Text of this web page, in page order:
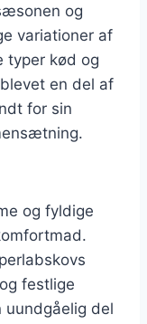
og
variationer af
typer kød og
en del af
for sin
og fyldige
festlige
uundgåelig del